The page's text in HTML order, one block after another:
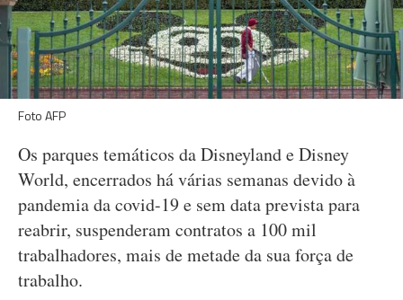
Foto AFP
Os parques temáticos da Disneyland e Disney
World, encerrados há várias semanas devido à
pandemia da covid-19 e sem data prevista para
reabrir, suspenderam contratos a 100 mil
trabalhadores, mais de metade da sua força de
trabalho.